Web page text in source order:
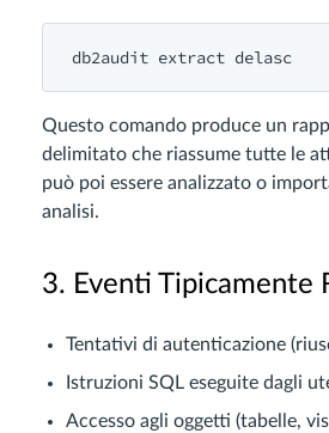
Questo comando produce un
delimitato che riassume tutte le
può poi essere analizzato o
analisi.
3. Eventi Tipicamente
Tentativi di autenticazione
Istruzioni SQL eseguite dagli
Accesso agli oggetti (tabelle,